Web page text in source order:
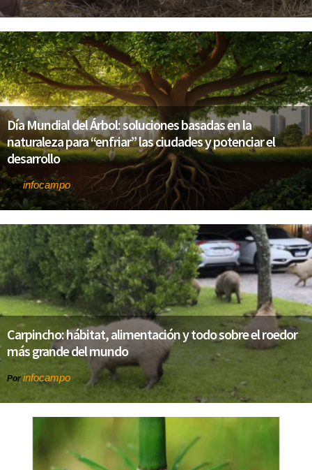
Día Mundial del Árbol: soluciones basadas en la
naturaleza para “enfriar” las ciudades y potenciar el
desarrollo
Por infocampo
Carpincho: hábitat, alimentación y todo sobre el roedor
más grande del mundo
Por infocampo